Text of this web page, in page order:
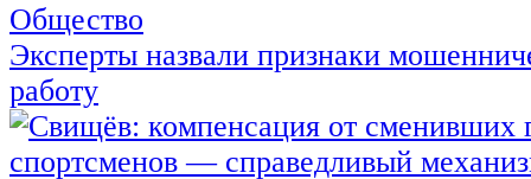
Общество
Эксперты назвали признаки
работу